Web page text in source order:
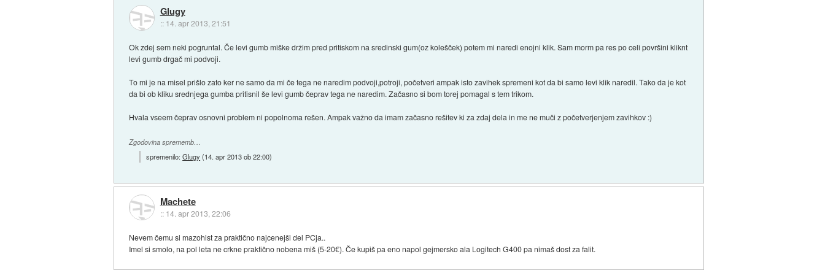
Glugy
:: 14. apr 2013, 21:51
Ok zdej sem neki pogruntal. Če levi gumb miške držim pred pritiskom na sredinski gum(oz kolešček) potem mi naredi enojni klik. Sam morm pa res po celi površini kliknt
levi gumb drgač mi podvoji.
To mi je na misel prišlo zato ker ne samo da mi če tega ne naredim podvoji,potroji, početveri ampak isto zavihek spremeni kot da bi samo levi klik naredil. Tako da je kot
da bi ob kliku srednjega gumba pritisnil še levi gumb čeprav tega ne naredim. Začasno si bom torej pomagal s tem trikom.
Hvala vseem čeprav osnovni problem ni popolnoma rešen. Ampak važno da imam začasno rešitev ki za zdaj dela in me ne muči z početverjenjem zavihkov :)
Zgodovina sprememb…
spremenilo:Glugy (14. apr 2013 ob 22:00)
Machete
:: 14. apr 2013, 22:06
Nevem čemu si mazohist za praktično najcenejši del PCja..
Imel si smolo, na pol leta ne crkne praktično nobena miš (5-20€). Če kupiš pa eno napol gejmersko ala Logitech G400 pa nimaš dost za falit.